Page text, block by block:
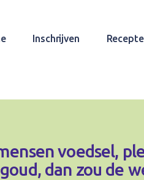
Inschrijven
voedsel,
dan zou de